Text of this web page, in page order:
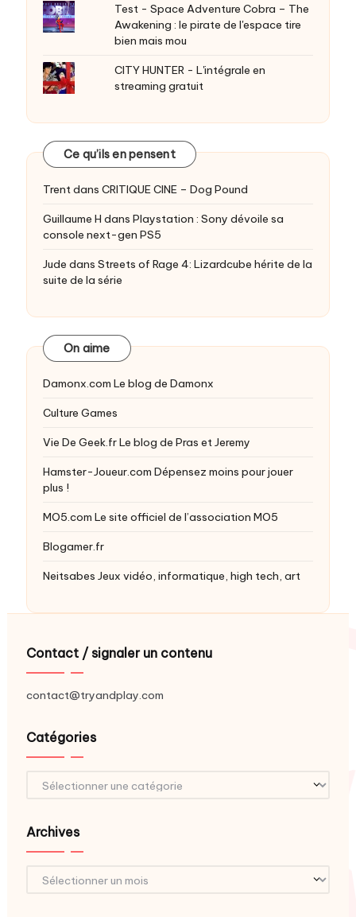
Test - Space Adventure Cobra – The
Awakening : le pirate de l'espace tire
bien mais mou
CITY HUNTER - L'intégrale en
streaming gratuit
Ce qu’ils en pensent
Trent dans CRITIQUE CINE – Dog Pound
Guillaume H dans Playstation : Sony dévoile sa
console next-gen PS5
Jude dans Streets of Rage 4: Lizardcube hérite de la
suite de la série
On aime
Damonx.com Le blog de Damonx
Culture Games
Vie De Geek.frLe blog de Pras et Jeremy
Hamster-Joueur.com Dépensez moins pour jouer
plus !
MO5.com Le site officiel de l’association MO5
Blogamer.fr
Neitsabes Jeux vidéo, informatique, high tech, art
Contact / signaler un contenu
contact@tryandplay.com
Catégories
Catégories
Archives
Archives